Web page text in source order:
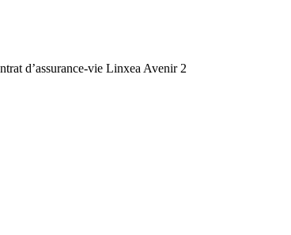
d’assurance-vie Linxea Avenir 2